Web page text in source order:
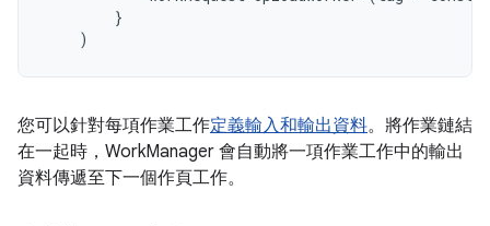
}
)
您可以針對每項作業工作定義輸入和輸出資料。將作業鏈結
在一起時，WorkManager 會自動將一項作業工作中的輸出
資料傳遞至下一個作頁工作。